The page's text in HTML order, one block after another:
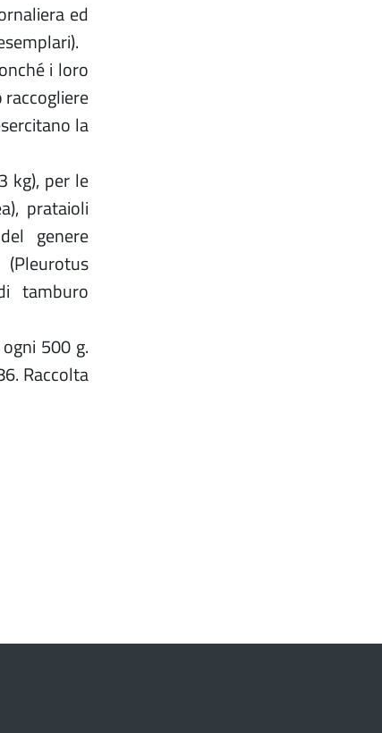
ed
i loro
la
kg), per le
prataioli
genere
tamburo
500 g.
Raccolta